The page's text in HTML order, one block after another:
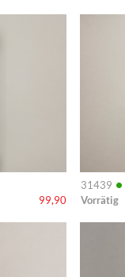
99,90
31439 •
Vorrätig
Info
Info